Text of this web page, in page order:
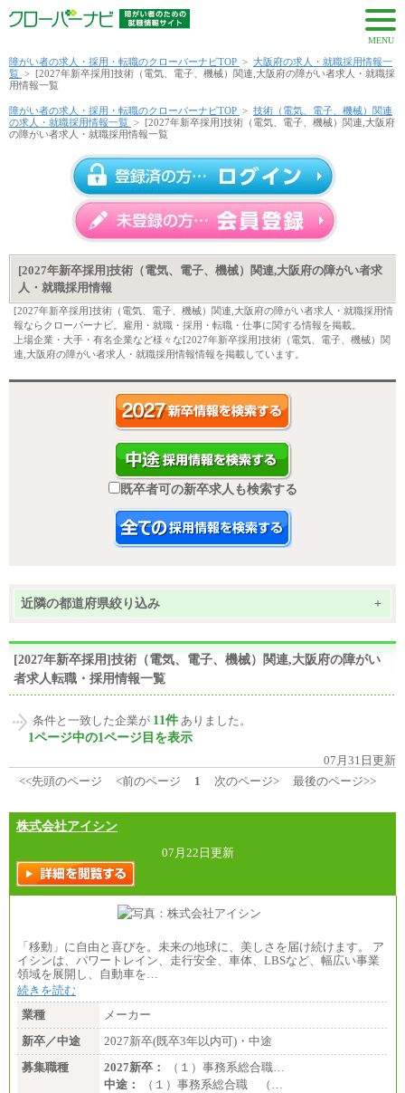
MENU
障がい者の求人・採用・転職のクローバーナビTOP > 大阪府の求人・就職採用情報一
覧 > [2027年新卒採用]技術（電気、電子、機械）関連,大阪府の障がい者求人・就職採
用情報一覧
障がい者の求人・採用・転職のクローバーナビTOP > 技術（電気、電子、機械）関連
の求人・就職採用情報一覧 > [2027年新卒採用]技術（電気、電子、機械）関連,大阪府
の障がい者求人・就職採用情報一覧
[2027年新卒採用]技術（電気、電子、機械）関連,大阪府の障がい者求
人・就職採用情報
[2027年新卒採用]技術（電気、電子、機械）関連,大阪府の障がい者求人・就職採用情
報ならクローバーナビ。雇用・就職・採用・転職・仕事に関する情報を掲載。
上場企業・大手・有名企業など様々な[2027年新卒採用]技術（電気、電子、機械）関
連,大阪府の障がい者求人・就職採用情報情報を掲載しています。
既卒者可の新卒求人も検索する
近隣の都道府県絞り込み +
[2027年新卒採用]技術（電気、電子、機械）関連,大阪府の障がい
者求人転職・採用情報一覧
条件と一致した企業が 11件 ありました。
1ページ中の1ページ目を表示
07月31日更新
<<先頭のページ
<前のページ 1 次のページ> 最後のページ>>
株式会社アイシン
07月22日更新
「移動」に自由と喜びを。未来の地球に、美しさを届け続けます。 ア
イシンは、パワートレイン、走行安全、車体、LBSなど、幅広い事業
領域を展開し、自動車を…
続きを読む
業種
メーカー
新卒／中途
2027新卒(既卒3年以内可)・中途
募集職種
2027新卒：
（１）事務系総合職…
中途：
（１）事務系総合職 （…